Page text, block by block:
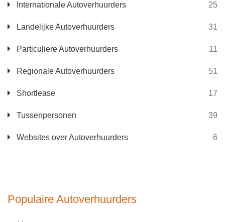
Internationale Autoverhuurders 25
Landelijke Autoverhuurders 31
Particuliere Autoverhuurders 11
Regionale Autoverhuurders 51
Shortlease 17
Tussenpersonen 39
Websites over Autoverhuurders 6
Populaire Autoverhuurders